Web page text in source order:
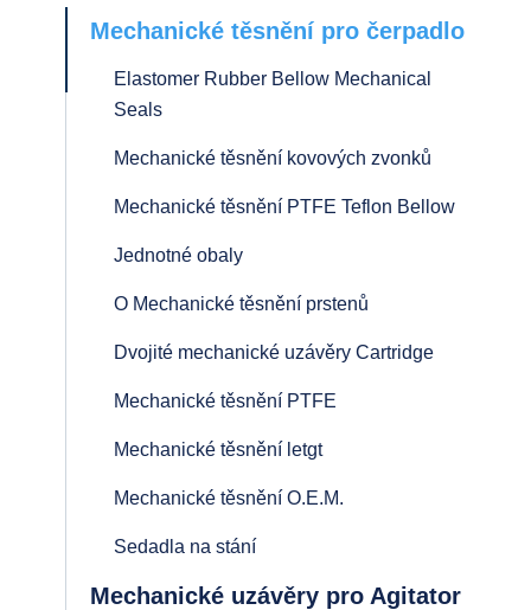
Mechanické těsnění pro čerpadlo
Elastomer Rubber Bellow Mechanical
Seals
Mechanické těsnění kovových zvonků
Mechanické těsnění PTFE Teflon Bellow
Jednotné obaly
O Mechanické těsnění prstenů
Dvojité mechanické uzávěry Cartridge
Mechanické těsnění PTFE
Mechanické těsnění letgt
Mechanické těsnění O.E.M.
Sedadla na stání
Mechanické uzávěry pro Agitator